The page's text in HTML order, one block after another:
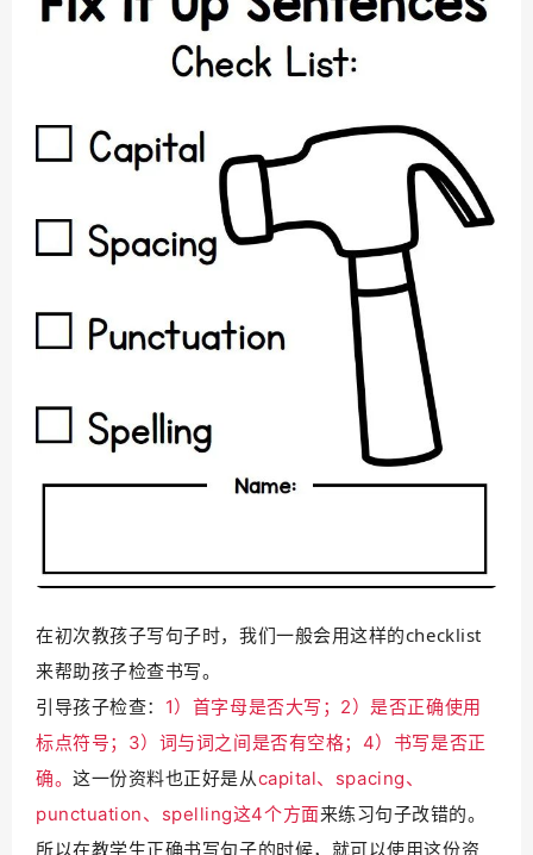
在初次教孩子写句子时，我们一般会用这样的checklist
来帮助孩子检查书写。
引导孩子检查： 1）首字母是否大写；2）是否正确使用
标点符号；3）词与词之间是否有空格； 4）书写是否正
确。这一份资料也正好是从capital、spacing、
punctuation、spelling这4个方面来练习句子改错的。
所以在教学生正确书写句子的时候，就可以使用这份资